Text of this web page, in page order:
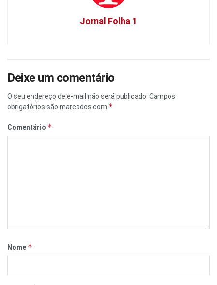
Jornal Folha 1
Deixe um comentário
O seu endereço de e-mail não será publicado. Campos
obrigatórios são marcados com *
Comentário *
Nome *